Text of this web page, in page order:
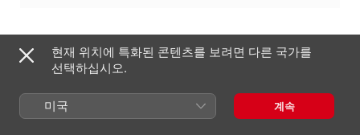
B'Tseit Yisrael / In Exitu Israel
Lester Seigel,Stan Nelson,Sursum Corda
현재 위치에 특화된 콘텐츠를 보려면 다른 국가를
선택하십시오.
미국 계속